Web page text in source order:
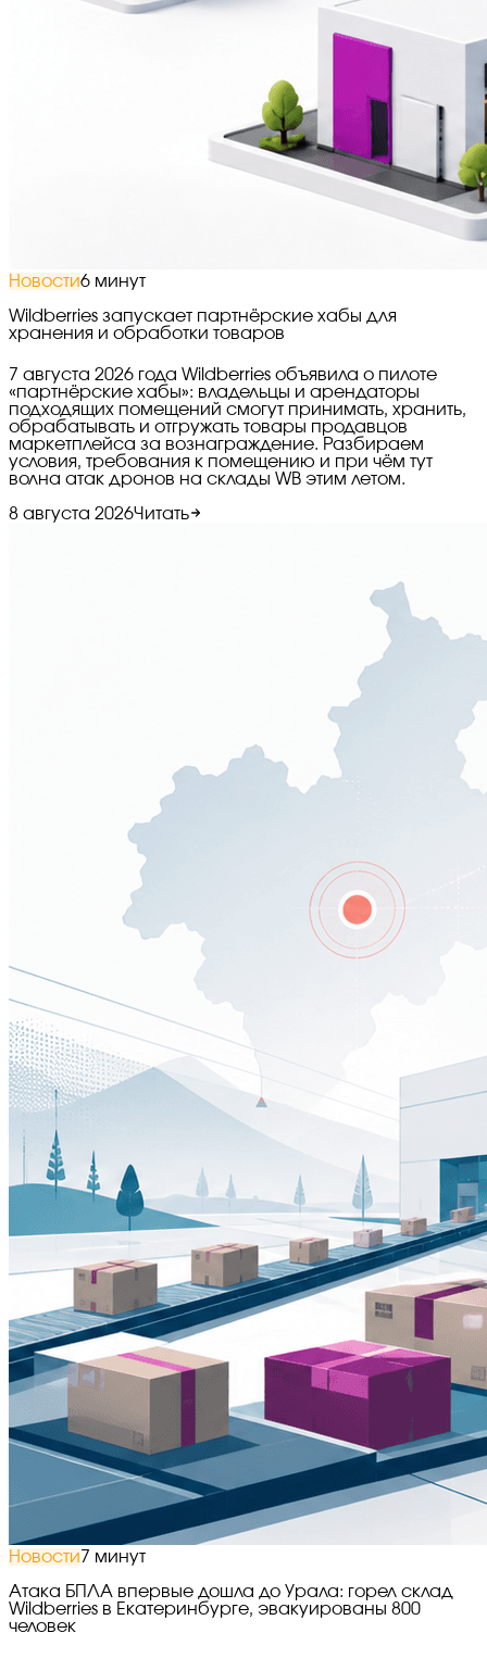
Новости6 минут
Wildberries запускает партнёрские хабы для
хранения и обработки товаров
7 августа 2026 года Wildberries объявила о пилоте
«партнёрские хабы»: владельцы и арендаторы
подходящих помещений смогут принимать, хранить,
обрабатывать и отгружать товары продавцов
маркетплейса за вознаграждение. Разбираем
условия, требования к помещению и при чём тут
волна атак дронов на склады WB этим летом.
8 августа 2026Читать
Новости7 минут
Атака БПЛА впервые дошла до Урала: горел склад
Wildberries в Екатеринбурге, эвакуированы 800
человек